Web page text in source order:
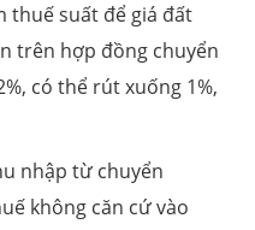
thuế suất để giá đất
trên hợp đồng chuyển
có thể rút xuống 1%,
nhập từ chuyển
không căn cứ vào